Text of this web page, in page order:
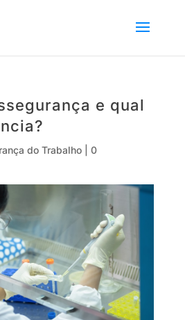
e qual
do Trabalho| 0